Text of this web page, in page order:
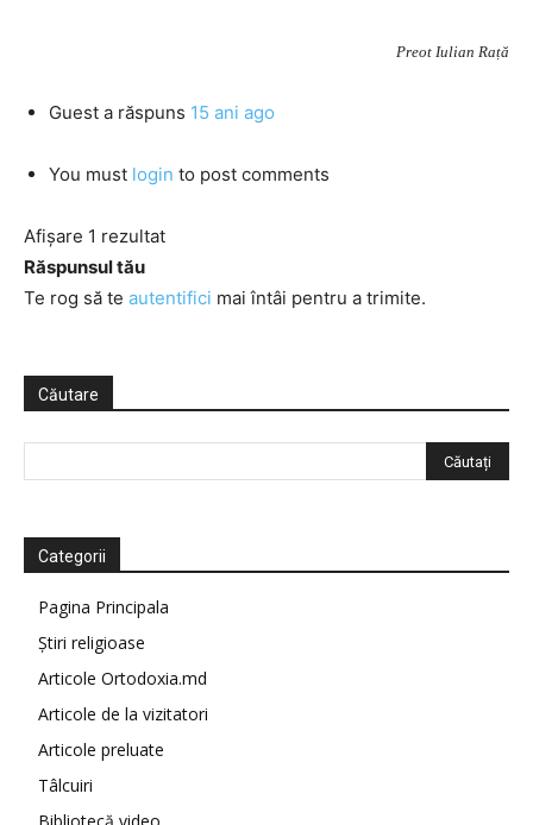
Preot Iulian Rață
Guest a răspuns 15 ani ago
You must login to post comments
Afișare 1 rezultat
Răspunsul tău
Te rog să te autentifici mai întâi pentru a trimite.
Căutare
Categorii
Pagina Principala
Știri religioase
Articole Ortodoxia.md
Articole de la vizitatori
Articole preluate
Tâlcuiri